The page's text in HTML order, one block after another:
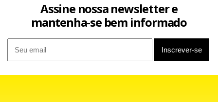
O parlamentar elencou várias outras questões que
explicam a decisão e, no entendimento dele, justificam
Assine nossa newsletter e
mantenha-se bem informado